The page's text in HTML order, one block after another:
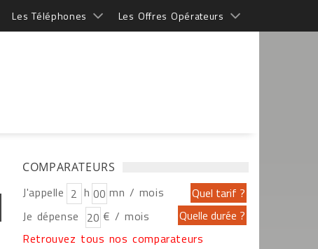
Les Téléphones Les Offres Opérateurs
COMPARATEURS
J'appelle h
mn / mois
Je dépense
€ / mois
Retrouvez tous nos comparateurs